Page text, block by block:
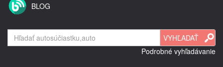
BLOG
Podrobné vyhľadávanie